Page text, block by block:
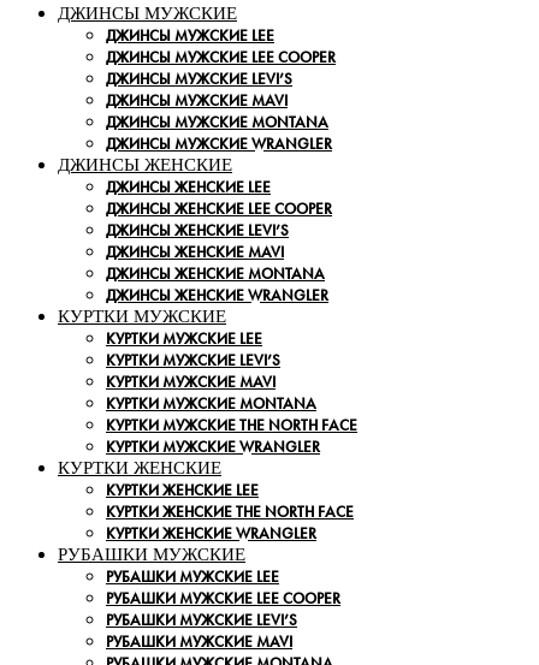
ДЖИНСЫ МУЖСКИЕ
ДЖИНСЫ МУЖСКИЕ LEE
ДЖИНСЫ МУЖСКИЕ LEE COOPER
ДЖИНСЫ МУЖСКИЕ LEVI’S
ДЖИНСЫ МУЖСКИЕ MAVI
ДЖИНСЫ МУЖСКИЕ MONTANA
ДЖИНСЫ МУЖСКИЕ WRANGLER
ДЖИНСЫ ЖЕНСКИЕ
ДЖИНСЫ ЖЕНСКИЕ LEE
ДЖИНСЫ ЖЕНСКИЕ LEE COOPER
ДЖИНСЫ ЖЕНСКИЕ LEVI’S
ДЖИНСЫ ЖЕНСКИЕ MAVI
ДЖИНСЫ ЖЕНСКИЕ MONTANA
ДЖИНСЫ ЖЕНСКИЕ WRANGLER
КУРТКИ МУЖСКИЕ
КУРТКИ МУЖСКИЕ LEE
КУРТКИ МУЖСКИЕ LEVI’S
КУРТКИ МУЖСКИЕ MAVI
КУРТКИ МУЖСКИЕ MONTANA
КУРТКИ МУЖСКИЕ THE NORTH FACE
КУРТКИ МУЖСКИЕ WRANGLER
КУРТКИ ЖЕНСКИЕ
КУРТКИ ЖЕНСКИЕ LEE
КУРТКИ ЖЕНСКИЕ THE NORTH FACE
КУРТКИ ЖЕНСКИЕ WRANGLER
РУБАШКИ МУЖСКИЕ
РУБАШКИ МУЖСКИЕ LEE
РУБАШКИ МУЖСКИЕ LEE COOPER
РУБАШКИ МУЖСКИЕ LEVI’S
РУБАШКИ МУЖСКИЕ MAVI